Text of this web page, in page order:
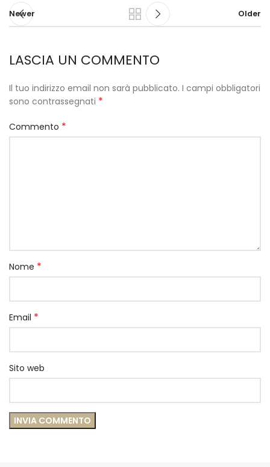
Newer Older
LASCIA UN COMMENTO
Il tuo indirizzo email non sarà pubblicato. I campi obbligatori
sono contrassegnati *
Commento *
Nome *
Email *
Sito web